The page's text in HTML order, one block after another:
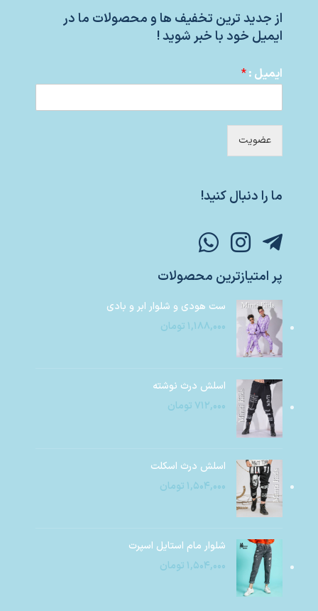
از جدید ترین تخفیف ها و محصولات ما در
ایمیل خود با خبر شوید !
ایمیل :*
عضویت
ما را دنبال کنید!
پر امتیازترین محصولات
ست هودی و شلوار ابر و بادی
۱,۱۸۸,۰۰۰ تومان
اسلش درث نوشته
۷۱۲,۰۰۰ تومان
اسلش درث اسکلت
۱,۵۰۴,۰۰۰ تومان
شلوار مام استایل اسپرت
۱,۵۰۴,۰۰۰ تومان